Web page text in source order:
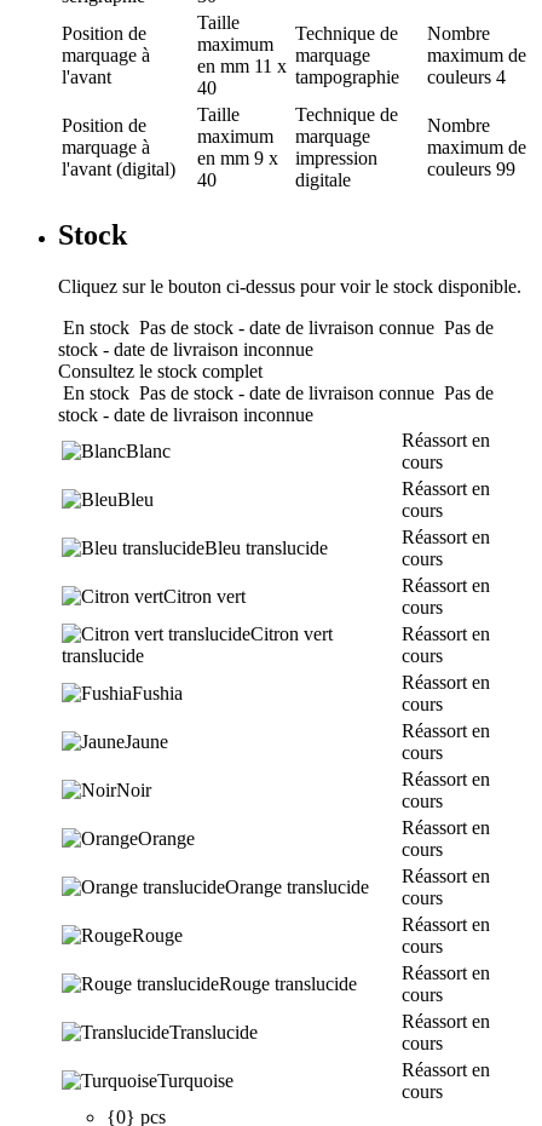
Position de
marquage à
l'avant
Taille
maximum
en mm 11 x
40
Technique de
marquage
tampographie
Nombre
maximum de
couleurs 4
Position de
marquage à
l'avant (digital)
Taille
maximum
en mm 9 x
40
Technique de
marquage
impression
digitale
Nombre
maximum de
couleurs 99
Stock
Cliquez sur le bouton ci-dessus pour voir le stock disponible.
En stock Pas de stock - date de livraison connue Pas de
stock - date de livraison inconnue
Consultez le stock complet
En stock Pas de stock - date de livraison connue Pas de
stock - date de livraison inconnue
Blanc
Réassort en
cours
Bleu
Réassort en
cours
Bleu translucide
Réassort en
cours
Citron vert
Réassort en
cours
Citron vert
translucide
Réassort en
cours
Fushia
Réassort en
cours
Jaune
Réassort en
cours
Noir
Réassort en
cours
Orange
Réassort en
cours
Orange translucide
Réassort en
cours
Rouge
Réassort en
cours
Rouge translucide
Réassort en
cours
Translucide
Réassort en
cours
Turquoise
Réassort en
cours
{0} pcs